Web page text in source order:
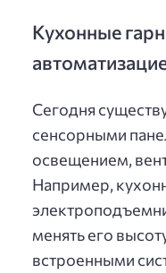
Кухонные
Сегодня
сенсорными
освещением,
Например,
менять его
встроенными